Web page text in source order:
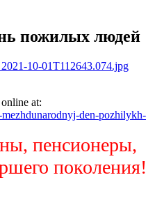
пожилых людей
at:
den-pozhilykh-
пенсионеры,
поколения!